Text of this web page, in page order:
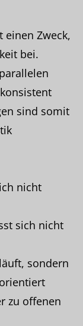
Zweck,
bei.
sind somit
nicht
sich nicht
sondern
zu offenen